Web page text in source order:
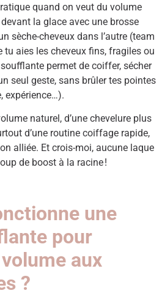
quand on veut du volume
la glace avec une brosse
sèche-cheveux dans l’autre (team
tu aies les cheveux fins, fragiles ou
permet de coiffer, sécher
seul geste, sans brûler tes pointes
expérience…).
naturel, d’une chevelure plus
d’une routine coiffage rapide,
alliée. Et crois-moi, aucune laque
de boost à la racine !
une
pour
aux
?